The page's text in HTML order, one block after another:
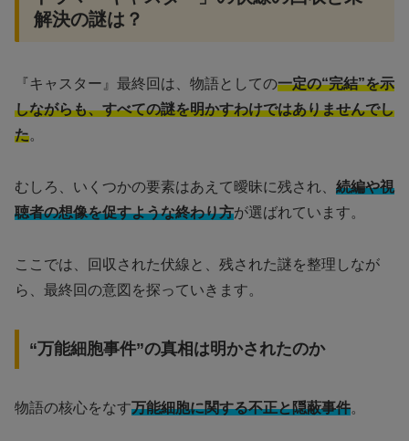
解決の謎は？
『キャスター』最終回は、物語としての一定の“完結”を示
しながらも、すべての謎を明かすわけではありませんでし
た。
むしろ、いくつかの要素はあえて曖昧に残され、 続編や視
聴者の想像を促すような終わり方が選ばれています。
ここでは、回収された伏線と、残された謎を整理しなが
ら、最終回の意図を探っていきます。
“万能細胞事件”の真相は明かされたのか
物語の核心をなす万能細胞に関する不正と隠蔽事件。